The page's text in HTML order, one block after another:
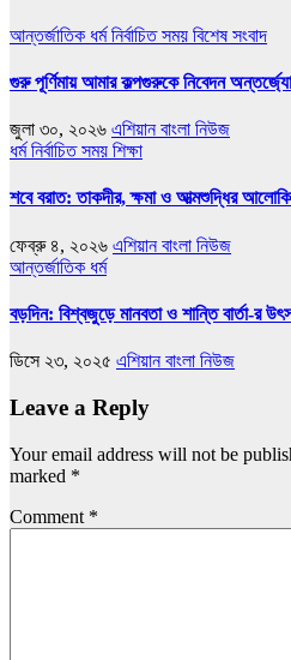
আন্তর্জাতিক ধর্মনির্বাচিত সময় বিশেষ সংবাদ
গুরু পূর্ণিমায় আমার কল্পগুরুকে নিবেদন
জুলা ৩০, ২০২৬ এশিয়ান বাংলা নিউজ
ধর্মনির্বাচিত সময় শিক্ষা
শবে বরাত: তাকদীর, ক্ষমা ও আত্মশুদ্ধির
ফেব্রু ৪, ২০২৬ এশিয়ান বাংলা নিউজ
আন্তর্জাতিক ধর্ম
বড়দিন: বিশ্বজুড়ে মানবতা ও শান্তি বার্তা-র
ডিসে ২৩, ২০২৫ এশিয়ান বাংলা নিউজ
Leave a Reply
Your email address will not be
marked *
Comment *